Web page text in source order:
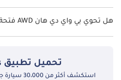
نظام الدفع في بي واي دي هان All Wheel Drive AWD.
هل تحوي بي واي دي هان AWD فتحة سقف؟
نعم توفر بي واي دي هان AWD فتحة السقف كخيار.
تحميل تطبيق
استكشف